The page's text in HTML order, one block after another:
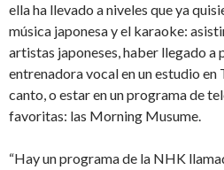
ella ha llevado a niveles que ya
música japonesa y el karaoke:
artistas japoneses, haber llegado a
entrenadora vocal en un estudio en
canto, o estar en un programa de
favoritas: las Morning Musume.
“Hay un programa de la NHK